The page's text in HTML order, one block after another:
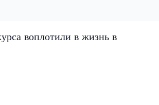
воплотили в жизнь в